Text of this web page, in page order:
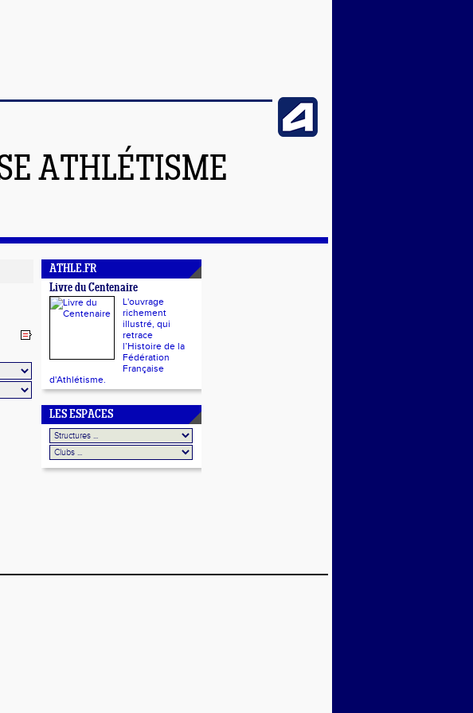
ATHLÉTISME
ATHLE.FR
Livre du Centenaire
L'ouvrage
richement
illustré, qui
retrace
l’Histoire de la
Fédération
Française
d'Athlétisme.
LES ESPACES